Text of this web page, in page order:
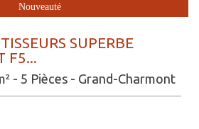
Nouveauté
SUPERBE
F5...
- 5 Pièces - Grand-Charmont